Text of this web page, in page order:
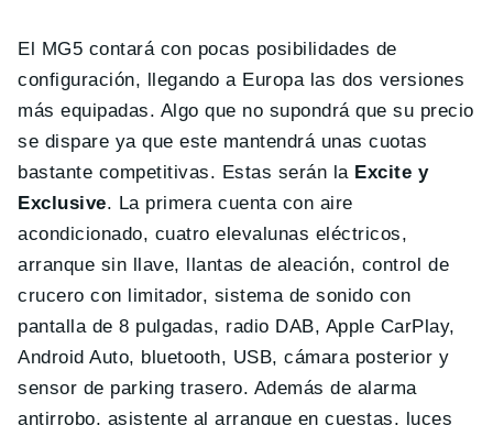
El MG5 contará con pocas posibilidades de
configuración, llegando a Europa las dos versiones
más equipadas. Algo que no supondrá que su precio
se dispare ya que este mantendrá unas cuotas
bastante competitivas. Estas serán la Excite y
Exclusive. La primera cuenta con aire
acondicionado, cuatro elevalunas eléctricos,
arranque sin llave, llantas de aleación, control de
crucero con limitador, sistema de sonido con
pantalla de 8 pulgadas, radio DAB, Apple CarPlay,
Android Auto, bluetooth, USB, cámara posterior y
sensor de parking trasero. Además de alarma
antirrobo, asistente al arranque en cuestas, luces